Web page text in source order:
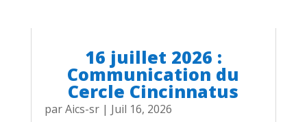
16 juillet 2026 :
Communication du
Cercle Cincinnatus
parAics-sr| Juil 16, 2026